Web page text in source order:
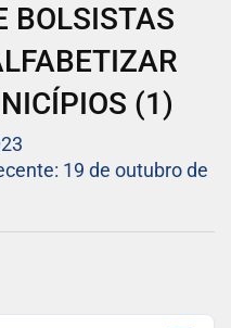
BOLSISTAS
(1)
19 de outubro de